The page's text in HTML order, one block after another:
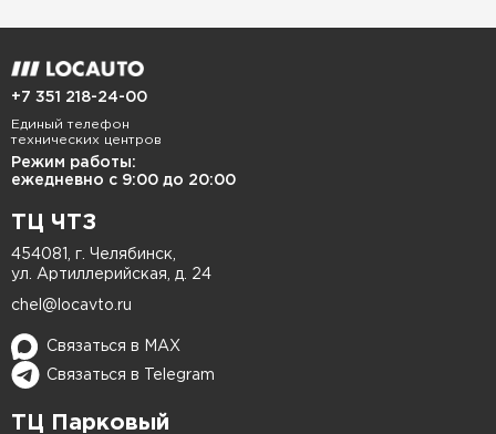
+7 351 218-24-00
Единый телефон
технических центров
Режим работы:
ежедневно с 9:00 до 20:00
ТЦ ЧТЗ
454081, г. Челябинск,
ул. Артиллерийская, д. 24
chel@locavto.ru
Связаться в MAX
Связаться в Telegram
ТЦ Парковый